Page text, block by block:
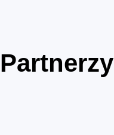
Partnerzy